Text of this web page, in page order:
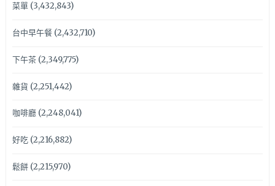
菜單(3,432,843)
台中早午餐(2,432,710)
下午茶(2,349,775)
雜貨 (2,251,442)
咖啡廳(2,248,041)
好吃(2,216,882)
鬆餅(2,215,970)